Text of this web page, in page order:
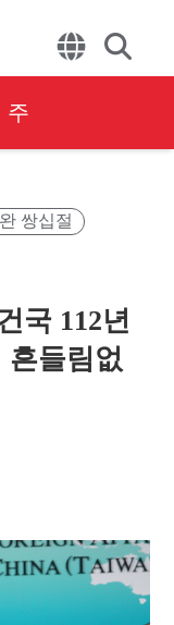
주
쌍십절
국 112년
흔들림없